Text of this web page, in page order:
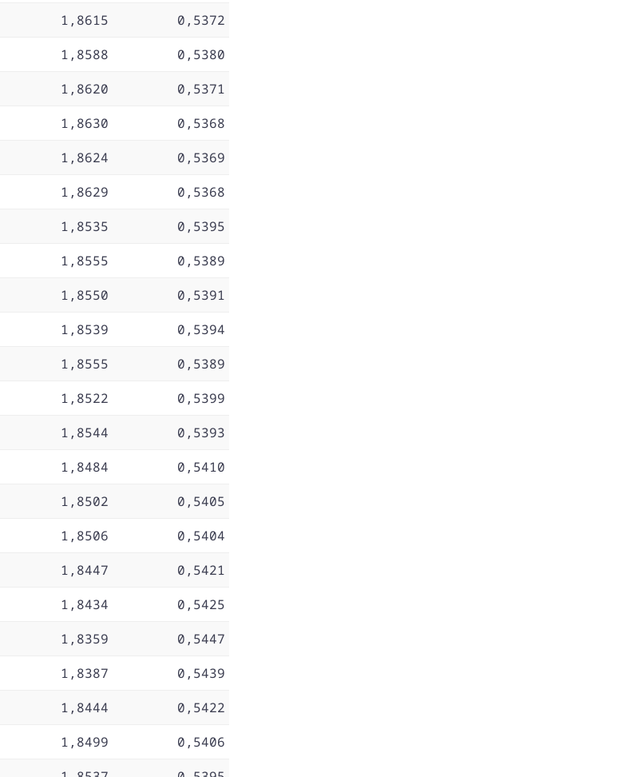
1,8615
0,5372
1,8588
0,5380
1,8620
0,5371
1,8630
0,5368
1,8624
0,5369
1,8629
0,5368
1,8535
0,5395
1,8555
0,5389
1,8550
0,5391
1,8539
0,5394
1,8555
0,5389
1,8522
0,5399
1,8544
0,5393
1,8484
0,5410
1,8502
0,5405
1,8506
0,5404
1,8447
0,5421
1,8434
0,5425
1,8359
0,5447
1,8387
0,5439
1,8444
0,5422
1,8499
0,5406